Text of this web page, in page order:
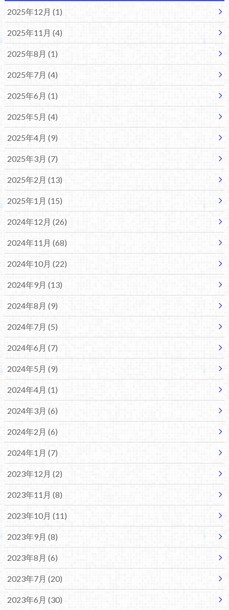
2025年12月 (1)
2025年11月 (4)
2025年8月 (1)
2025年7月 (4)
2025年6月 (1)
2025年5月 (4)
2025年4月 (9)
2025年3月 (7)
2025年2月 (13)
2025年1月 (15)
2024年12月 (26)
2024年11月 (68)
2024年10月 (22)
2024年9月 (13)
2024年8月 (9)
2024年7月 (5)
2024年6月 (7)
2024年5月 (9)
2024年4月 (1)
2024年3月 (6)
2024年2月 (6)
2024年1月 (7)
2023年12月 (2)
2023年11月 (8)
2023年10月 (11)
2023年9月 (8)
2023年8月 (6)
2023年7月 (20)
2023年6月 (30)